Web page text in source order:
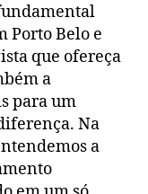
Porto Belo e
que ofereça
a
para um
Na
a